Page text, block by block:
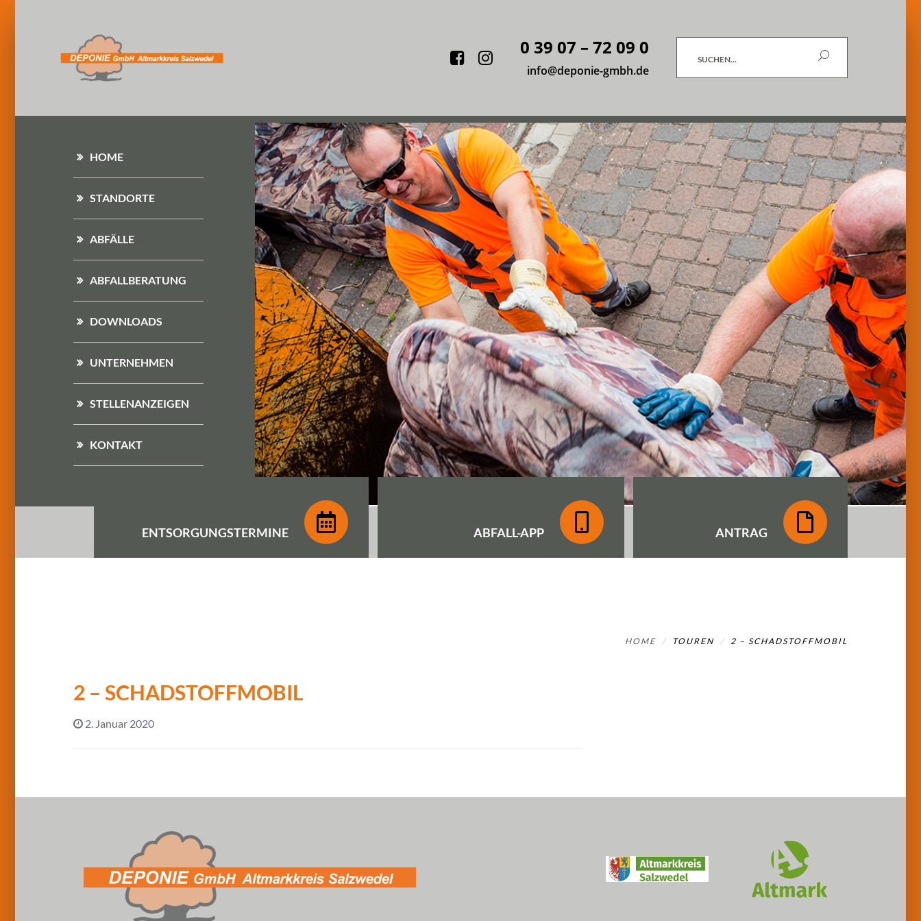
Facebook
Instagram
0 39 07 – 72 09 0
info@deponie-gmbh.de
Suchen
HOME
STANDORTE
ABFÄLLE
ABFALLBERATUNG
DOWNLOADS
UNTERNEHMEN
STELLENANZEIGEN
KONTAKT
ENTSORGUNGSTERMINE ABFALL-APP ANTRAG
HOME TOUREN 2 – SCHADSTOFFMOBIL
2 – SCHADSTOFFMOBIL
2. Januar 2020